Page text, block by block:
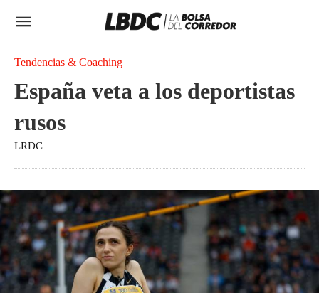
Tendencias & Coaching
España veta a los deportistas
rusos
LRDC